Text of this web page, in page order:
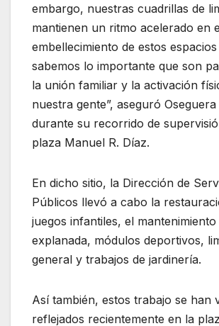
embargo, nuestras cuadrillas de
mantienen un ritmo acelerado en
embellecimiento de estos
sabemos lo importante que son
la unión familiar y la activación
nuestra gente”, aseguró
durante su recorrido de
plaza Manuel R. Díaz.
En dicho sitio, la Dirección de
Públicos llevó a cabo la
juegos infantiles, el mantenimiento
explanada, módulos deportivos,
general y trabajos de jardinería.
Así también, estos trabajo se han
reflejados recientemente en la